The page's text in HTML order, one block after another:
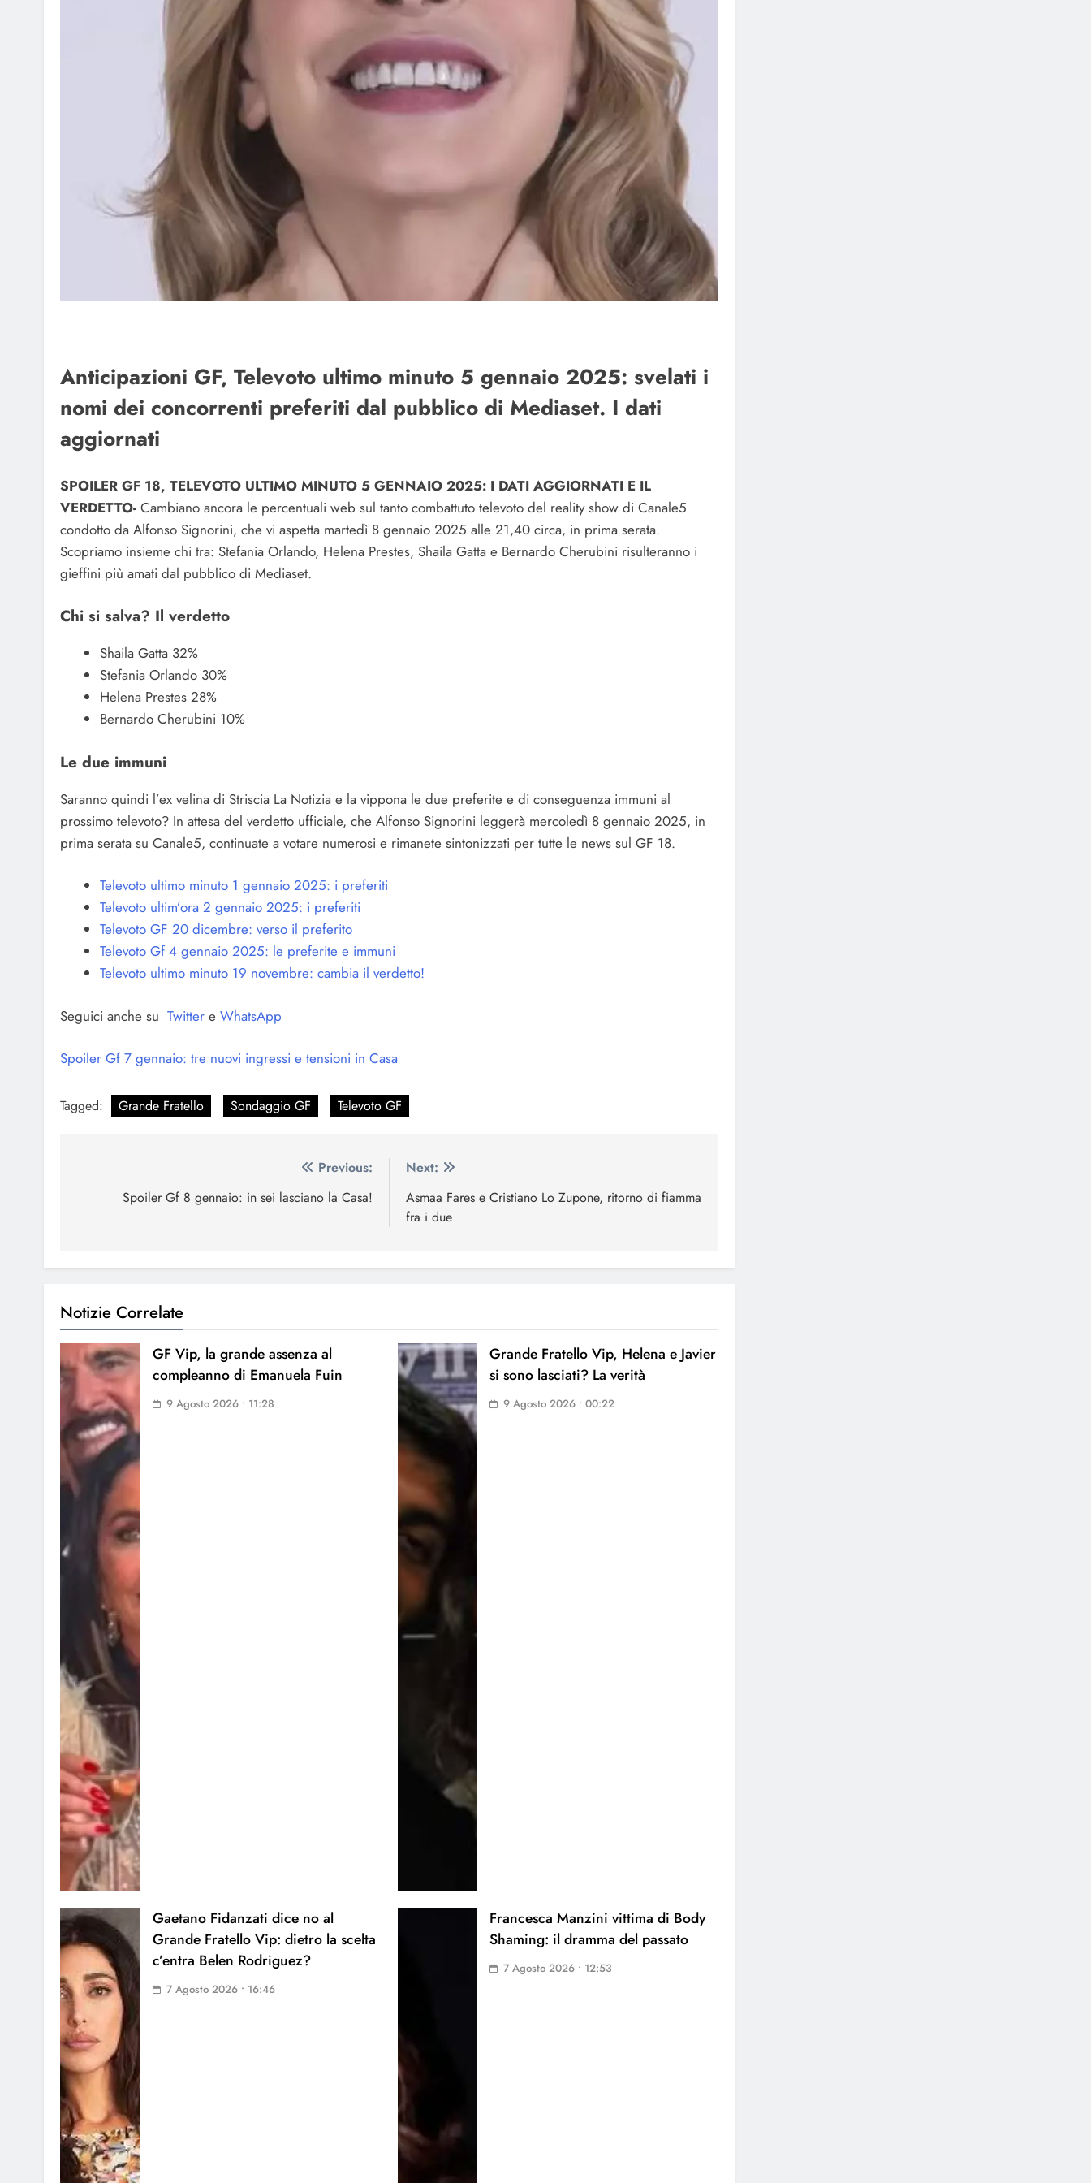
Anticipazioni GF, Televoto ultimo minuto 5 gennaio 2025: svelati i
nomi dei concorrenti preferiti dal pubblico di Mediaset. I dati
aggiornati
SPOILER GF 18, TELEVOTO ULTIMO MINUTO 5 GENNAIO 2025: I DATI AGGIORNATI E IL
VERDETTO- Cambiano ancora le percentuali web sul tanto combattuto televoto del reality show di Canale5
condotto da Alfonso Signorini, che vi aspetta martedì 8 gennaio 2025 alle 21,40 circa, in prima serata.
Scopriamo insieme chi tra: Stefania Orlando, Helena Prestes, Shaila Gatta e Bernardo Cherubini risulteranno i
gieffini più amati dal pubblico di Mediaset.
Chi si salva? Il verdetto
Shaila Gatta 32%
Stefania Orlando 30%
Helena Prestes 28%
Bernardo Cherubini 10%
Le due immuni
Saranno quindi l’ex velina di Striscia La Notizia e la vippona le due preferite e di conseguenza immuni al
prossimo televoto? In attesa del verdetto ufficiale, che Alfonso Signorini leggerà mercoledì 8 gennaio 2025, in
prima serata su Canale5, continuate a votare numerosi e rimanete sintonizzati per tutte le news sul GF 18.
Televoto ultimo minuto 1 gennaio 2025: i preferiti
Televoto ultim’ora 2 gennaio 2025: i preferiti
Televoto GF 20 dicembre: verso il preferito
Televoto Gf 4 gennaio 2025: le preferite e immuni
Televoto ultimo minuto 19 novembre: cambia il verdetto!
Seguici anche su Twitter e WhatsApp
Spoiler Gf 7 gennaio: tre nuovi ingressi e tensioni in Casa
Tagged: Grande Fratello Sondaggio GF Televoto GF
articoli
Previous:
Spoiler Gf 8 gennaio: in sei lasciano la Casa!
Next:
Asmaa Fares e Cristiano Lo Zupone, ritorno di fiamma
fra i due
Notizie Correlate
GF Vip, la grande assenza al
compleanno di Emanuela Fuin
9 Agosto 2026 • 11:28
Grande Fratello Vip, Helena e Javier
si sono lasciati? La verità
9 Agosto 2026 • 00:22
Gaetano Fidanzati dice no al
Grande Fratello Vip: dietro la scelta
c’entra Belen Rodriguez?
7 Agosto 2026 • 16:46
Francesca Manzini vittima di Body
Shaming: il dramma del passato
7 Agosto 2026 • 12:53